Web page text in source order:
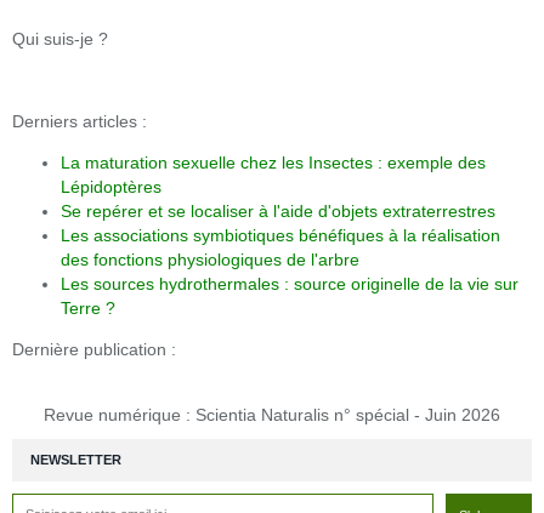
NEWSLETTER
Qui suis-je ?
Derniers articles :
La maturation sexuelle chez les Insectes : exemple des
Lépidoptères
Se repérer et se localiser à l'aide d'objets extraterrestres
Les associations symbiotiques bénéfiques à la réalisation
des fonctions physiologiques de l'arbre
Les sources hydrothermales : source originelle de la vie sur
Terre ?
Dernière publication :
Revue numérique : Scientia Naturalis n° spécial - Juin 2026